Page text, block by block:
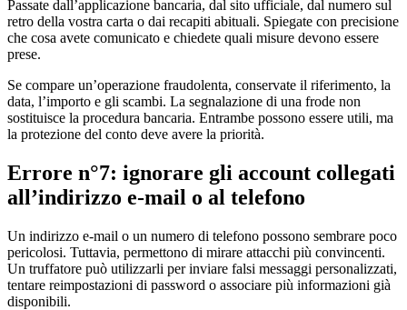
Passate dall’applicazione bancaria, dal sito ufficiale, dal numero sul
retro della vostra carta o dai recapiti abituali. Spiegate con precisione
che cosa avete comunicato e chiedete quali misure devono essere
prese.
Se compare un’operazione fraudolenta, conservate il riferimento, la
data, l’importo e gli scambi. La segnalazione di una frode non
sostituisce la procedura bancaria. Entrambe possono essere utili, ma
la protezione del conto deve avere la priorità.
Errore n°7: ignorare gli account collegati
all’indirizzo e-mail o al telefono
Un indirizzo e-mail o un numero di telefono possono sembrare poco
pericolosi. Tuttavia, permettono di mirare attacchi più convincenti.
Un truffatore può utilizzarli per inviare falsi messaggi personalizzati,
tentare reimpostazioni di password o associare più informazioni già
disponibili.